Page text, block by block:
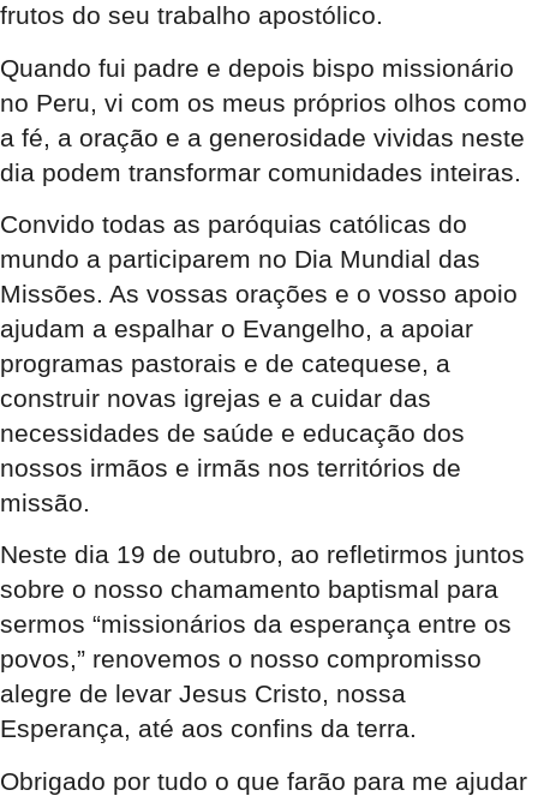
frutos do seu trabalho apostólico.
Quando fui padre e depois bispo missionário
no Peru, vi com os meus próprios olhos como
a fé, a oração e a generosidade vividas neste
dia podem transformar comunidades inteiras.
Convido todas as paróquias católicas do
mundo a participarem no Dia Mundial das
Missões. As vossas orações e o vosso apoio
ajudam a espalhar o Evangelho, a apoiar
programas pastorais e de catequese, a
construir novas igrejas e a cuidar das
necessidades de saúde e educação dos
nossos irmãos e irmãs nos territórios de
missão.
Neste dia 19 de outubro, ao refletirmos juntos
sobre o nosso chamamento baptismal para
sermos “missionários da esperança entre os
povos,” renovemos o nosso compromisso
alegre de levar Jesus Cristo, nossa
Esperança, até aos confins da terra.
Obrigado por tudo o que farão para me ajudar